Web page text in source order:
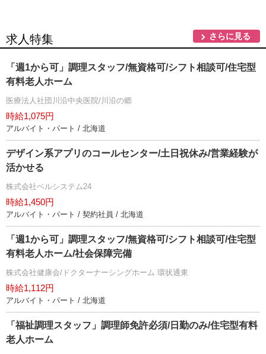
求人特集 さらに見る
「週1から可」調理スタッフ/無資格可/シフト相談可/住宅型
有料老人ホーム
医療法人社団川沿中央医院/川沿の郷
時給1,075円
アルバイト・パート / 北海道
デザイン系アプリのコールセンター/土日祝休み/営業経験が
活かせる
株式会社ベルシステム24
時給1,450円
アルバイト・パート / 契約社員 / 北海道
「週1から可」調理スタッフ/無資格可/シフト相談可/住宅型
有料老人ホーム/社会保障完備
株式会社健康会/ドクターナーシングホーム 環状通東
時給1,112円
アルバイト・パート / 北海道
「福祉調理スタッフ」調理師免許必須/日勤のみ/住宅型有料
老人ホーム